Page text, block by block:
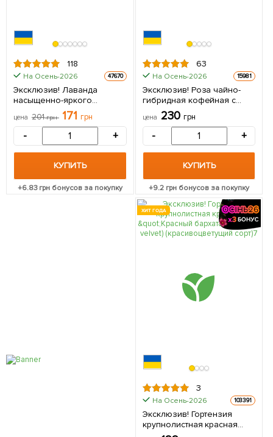
118
На Осень-2026 47670
Эксклюзив! Лаванда
насыщенно-яркого
фиолетового цвета
"Матильда" (Matilda)
(премиальный,
вечнозеленый,
морозостойкий сорт) 1
саженец в упаковке
цена 201грн 171 грн
- +
КУПИТЬ
+6.83грн бонусов за покупку
63
На Осень-2026 15981
Эксклюзив! Роза чайно-
гибридная кофейная с
блестящей листвой
"Лакшери" (Luxury)
(саженец класса АА+,
премиальный обильно
цветущий сорт) 1 саженец в
цена 230 грн
- +
КУПИТЬ
+9.2 грн бонусов за покупку
ХИТ ГОДА
3
На Осень-2026 103391
Эксклюзив! Гортензия
крупнолистная красная
"Красный бархат" (Red